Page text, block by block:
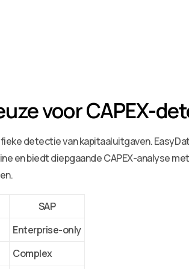
voor CAPEX-
detectie van kapitaaluitgaven.
en biedt diepgaande CAPEX-analyse
SAP
Enterprise-only
Complex